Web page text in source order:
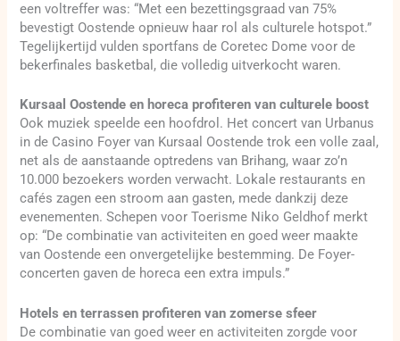
een voltreffer was: “Met een bezettingsgraad van 75%
bevestigt Oostende opnieuw haar rol als culturele hotspot.”
Tegelijkertijd vulden sportfans de Coretec Dome voor de
bekerfinales basketbal, die volledig uitverkocht waren.
Kursaal Oostende en horeca profiteren van culturele boost
Ook muziek speelde een hoofdrol. Het concert van Urbanus
in de Casino Foyer van Kursaal Oostende trok een volle zaal,
net als de aanstaande optredens van Brihang, waar zo’n
10.000 bezoekers worden verwacht. Lokale restaurants en
cafés zagen een stroom aan gasten, mede dankzij deze
evenementen. Schepen voor Toerisme Niko Geldhof merkt
op: “De combinatie van activiteiten en goed weer maakte
van Oostende een onvergetelijke bestemming. De Foyer-
concerten gaven de horeca een extra impuls.”
Hotels en terrassen profiteren van zomerse sfeer
De combinatie van goed weer en activiteiten zorgde voor